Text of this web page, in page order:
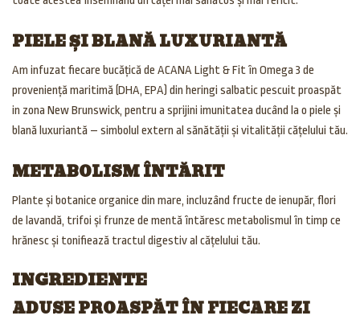
PIELE ȘI BLANĂ LUXURIANTĂ
Am infuzat fiecare bucățică de ACANA Light & Fit în Omega 3 de
proveniență maritimă (DHA, EPA) din heringi salbatic pescuit proaspăt
in zona New Brunswick, pentru a sprijini imunitatea ducând la o piele și
blană luxuriantă – simbolul extern al sănătății și vitalității cățelului tău.
METABOLISM ÎNTĂRIT
Plante și botanice organice din mare, incluzând fructe de ienupăr, flori
de lavandă, trifoi și frunze de mentă întăresc metabolismul în timp ce
hrănesc și tonifiează tractul digestiv al cățelului tău.
INGREDIENTE
ADUSE PROASPĂT ÎN FIECARE ZI